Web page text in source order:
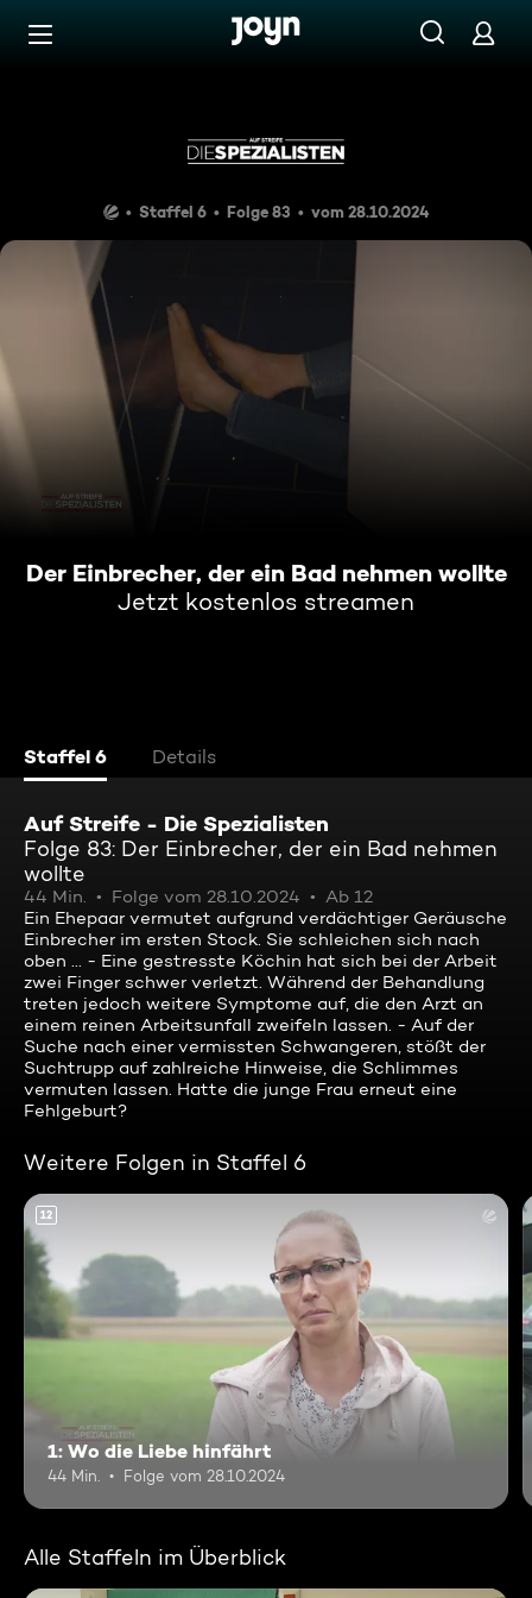
Zum Inhalt springen
Staffel 6 Folge 83 vom 28.10.2024
Der Einbrecher, der ein Bad nehmen wollte
Jetzt kostenlos streamen
Staffel 6 Details
Auf Streife - Die Spezialisten
Folge 83: Der Einbrecher, der ein Bad nehmen
wollte
44 Min. Folge vom 28.10.2024
Ab 12
Ein Ehepaar vermutet aufgrund verdächtiger Geräusche
Einbrecher im ersten Stock. Sie schleichen sich nach
oben ... - Eine gestresste Köchin hat sich bei der Arbeit
zwei Finger schwer verletzt. Während der Behandlung
treten jedoch weitere Symptome auf, die den Arzt an
einem reinen Arbeitsunfall zweifeln lassen. - Auf der
Suche nach einer vermissten Schwangeren, stößt der
Suchtrupp auf zahlreiche Hinweise, die Schlimmes
vermuten lassen. Hatte die junge Frau erneut eine
Fehlgeburt?
Weitere Folgen in Staffel 6
12
1: Wo die Liebe hinfährt
44 Min. Folge vom 28.10.2024
Alle Staffeln im Überblick